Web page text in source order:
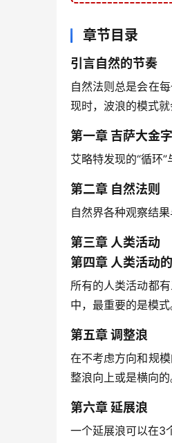
章节目录
引言自然的节奏
自然法则总是会在
现时，波浪的模式
第一章 吉萨大金
艾略特发现的“循环
第二章 自然法则
自然界各种观察结
第三章 人类活动
第四章 人类活动
所有的人类活动都
中，最重要的是模式
第五章 调整浪
在不考虑方向和规
整浪向上或是横向
第六章 延展浪
一个延展浪可以在3